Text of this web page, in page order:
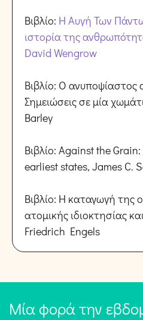
Βιβλίο: Η Αυγή Των
ιστορία της
David Wengrow
Βιβλίο: Ο
Σημειώσεις σε μία
Barley
Βιβλίο: Against the
earliest states, James C.
Βιβλίο: Η καταγωγή της
ατομικής ιδιοκτησίας
Friedrich Engels
Μία φορά την